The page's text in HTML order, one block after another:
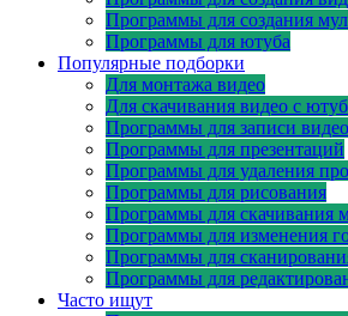
Программы для создания
Программы для ютуба
Популярные подборки
Для монтажа видео
Для скачивания видео с
Программы для записи
Программы для презентаций
Программы для удаления
Программы для рисования
Программы для скачивания
Программы для изменения
Программы для
Программы для
Часто ищут